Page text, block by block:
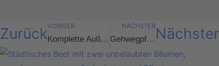
ZurückVORIGER
Komplette Außenanlage bei Neubauten
NÄCHSTER
Gehwegpflasterung Neubau Nächster